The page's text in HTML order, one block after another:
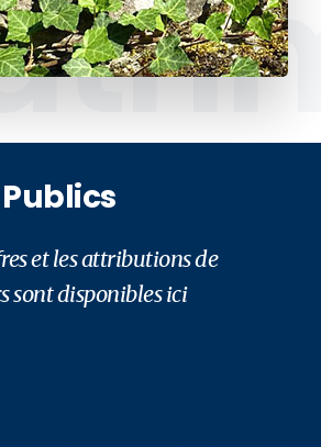
et les attributions de
sont disponibles ici